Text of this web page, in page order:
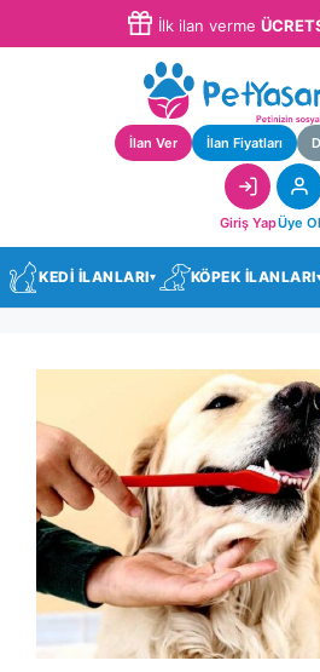
İlk ilan verme
İlan Ver İlan Fiyatları
Giriş YapÜye Ol
KEDİ İLANLARI▾ KÖPEK İLANLARI